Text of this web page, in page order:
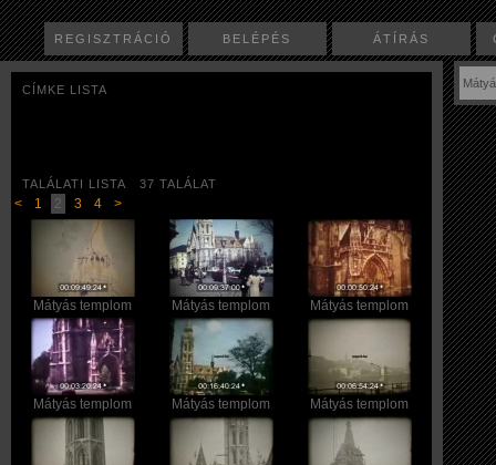
REGISZTRÁCIÓ BELÉPÉS ÁTÍRÁS
CÍMKE LISTA
TALÁLATI LISTA 37 TALÁLAT
< 1 2 3 4 >
Mátyás templom Mátyás templom Mátyás templom
Mátyás templom Mátyás templom Mátyás templom